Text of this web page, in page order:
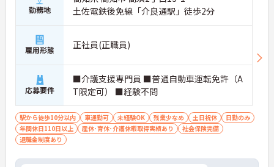
勤務地
土佐電鉄後免線「介良通駅」徒歩2分
雇用形態 正社員(正職員)
応募要件
■介護支援専門員 ■普通自動車運転免許（A
T限定可） ■経験不問
駅から徒歩10分以内 車通勤可 未経験OK 残業少なめ 土日祝休
日勤のみ
年間休日110日以上
産休･育休･介護休暇取得実績あり
社会保険完備
退職金制度あり